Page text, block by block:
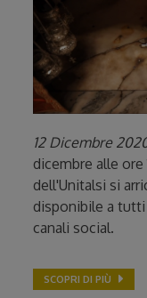
12 Dicembre
dicembre alle
dell'Unitalsi si
disponibile a
canali social.
SCOPRI DI PIÙ